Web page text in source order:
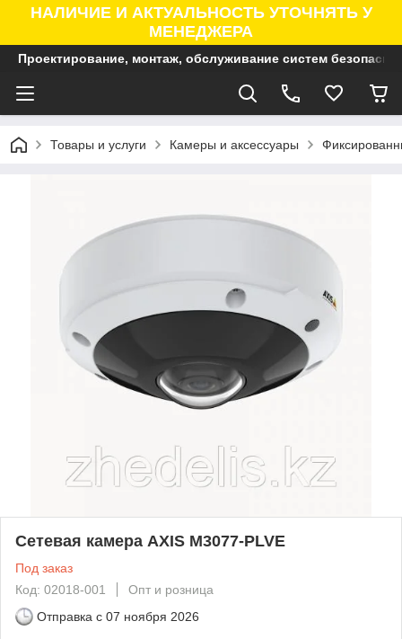
НАЛИЧИЕ И АКТУАЛЬНОСТЬ УТОЧНЯТЬ У
МЕНЕДЖЕРА
Проектирование, монтаж, обслуживание систем
Товары и услуги Камеры и аксессуары
Сетевая камера AXIS M3077-PLVE
Под заказ
Код: 02018-001
Опт и розница
Отправка с 07 ноября 2026